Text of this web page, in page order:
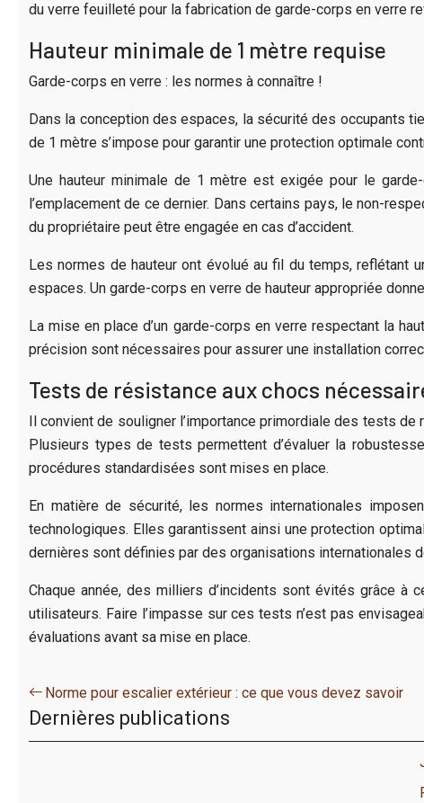
du verre feuilleté pour la fabrication de garde-corps en verre
Hauteur minimale de 1 mètre requise
Garde-corps en verre : les normes à connaître !
Dans la conception des espaces, la sécurité des occupants
de 1 mètre s’impose pour garantir une protection optimale
Une hauteur minimale de 1 mètre est exigée pour le
l’emplacement de ce dernier. Dans certains pays, le non-
du propriétaire peut être engagée en cas d’accident.
Les normes de hauteur ont évolué au fil du temps, reflétant
espaces. Un garde-corps en verre de hauteur appropriée
La mise en place d’un garde-corps en verre respectant la
précision sont nécessaires pour assurer une installation
Tests de résistance aux chocs
Il convient de souligner l’importance primordiale des tests
Plusieurs types de tests permettent d’évaluer la
procédures standardisées sont mises en place.
En matière de sécurité, les normes internationales
technologiques. Elles garantissent ainsi une protection
dernières sont définies par des organisations internationales
Chaque année, des milliers d’incidents sont évités grâce
utilisateurs. Faire l’impasse sur ces tests n’est pas
évaluations avant sa mise en place.
Norme pour escalier extérieur : ce que vous devez savoir
Dernières publications